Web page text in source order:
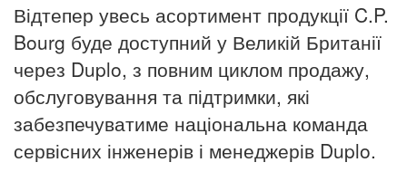
Відтепер увесь асортимент продукції C.P.
Bourg буде доступний у Великій Британії
через Duplo, з повним циклом продажу,
обслуговування та підтримки, які
забезпечуватиме національна команда
сервісних інженерів і менеджерів Duplo.